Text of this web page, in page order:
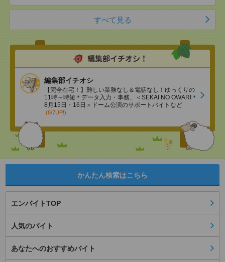
すべて見る
編集部イチオシ
【完全在宅！】難しい業務なし＆電話なし！ゆっくりの
11時～時短＊データ入力・事務、＜SEKAI NO OWARI＊
8月15日・16日＞ドーム公演のサポートバイトなど
(8/7UP!)
かんたん検索はこちら
エンバイトTOP
人気のバイト
あなたへのおすすめバイト